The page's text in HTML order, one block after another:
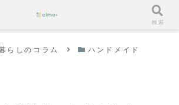
らしのコラム ハンドメイド
検索